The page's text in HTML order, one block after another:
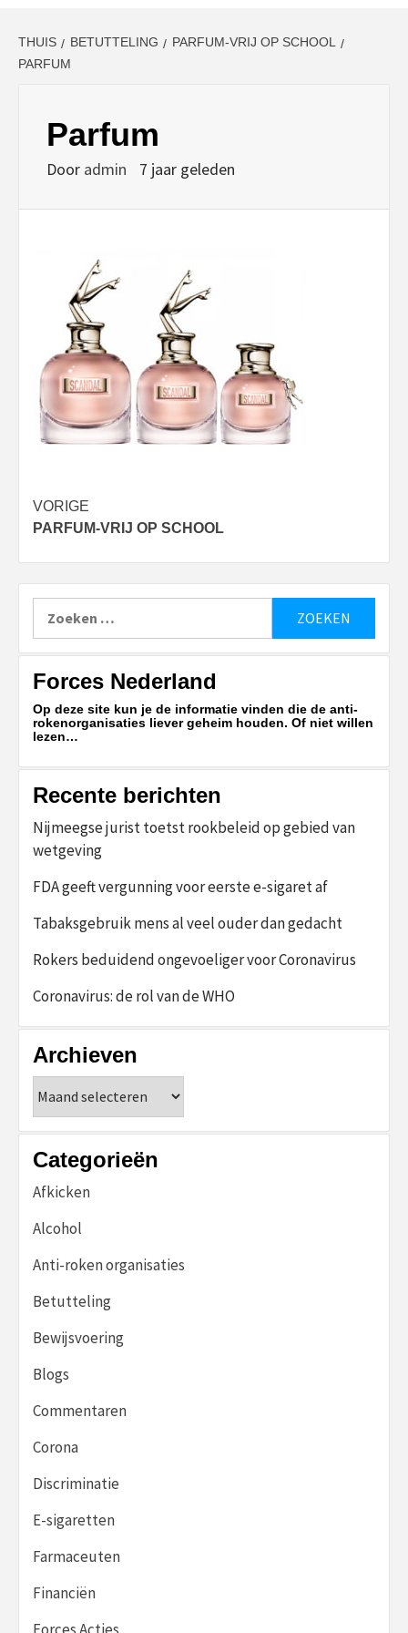
THUIS BETUTTELING
PARFUM-VRIJ OP SCHOOL
PARFUM
Parfum
Door admin 7 jaar geleden
Bericht
navigatie
VORIGE
PARFUM-VRIJ OP SCHOOL
naar:
Forces Nederland
Op deze site kun je de informatie vinden die de anti-
rokenorganisaties liever geheim houden. Of niet willen
lezen…
Recente berichten
Nijmeegse jurist toetst rookbeleid op gebied van
wetgeving
FDA geeft vergunning voor eerste e-sigaret af
Tabaksgebruik mens al veel ouder dan gedacht
Rokers beduidend ongevoeliger voor Coronavirus
Coronavirus: de rol van de WHO
Archieven
Categorieën
Afkicken
Alcohol
Anti-roken organisaties
Betutteling
Bewijsvoering
Blogs
Commentaren
Corona
Discriminatie
E-sigaretten
Farmaceuten
Financiën
Forces Acties